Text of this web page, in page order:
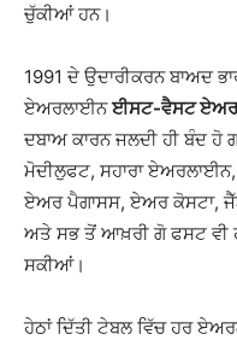
ਚੁੱਕੀਆਂ ਹਨ।
1991 ਦੇ ਉਦਾਰੀਕਰਨ ਬਾਅਦ
ਏਅਰਲਾਈਨਈਸਟ-ਵੈਸਟ
ਦਬਾਅ ਕਾਰਨ ਜਲਦੀ ਹੀ ਬੰਦ
ਮੋਦੀਲੁਫਟ, ਸਹਾਰਾ
ਏਅਰ ਪੈਗਾਸਸ, ਏਅਰ ਕੋਸਟਾ,
ਅਤੇ ਸਭ ਤੋਂ ਆਖ਼ਰੀ ਗੋ ਫਸਟ ਵੀ
ਸਕੀਆਂ।
ਹੇਠਾਂ ਦਿੱਤੀ ਟੇਬਲ ਵਿੱਚ ਹਰ